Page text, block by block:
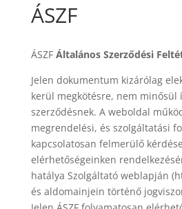
ÁSZF
ÁSZF Általános Szerződési
Jelen dokumentum kizárólag
kerül megkötésre, nem minősül
szerződésnek. A weboldal
megrendelési, és szolgáltatási
kapcsolatosan felmerülő
elérhetőségeinken
hatálya Szolgáltató weblapján
és aldomainjein történő